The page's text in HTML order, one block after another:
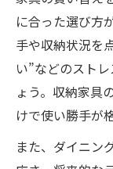
に合った選び方
手や収納状況を
い”などのスト
ょう。収納家具
けで使い勝手が
また、ダイニン